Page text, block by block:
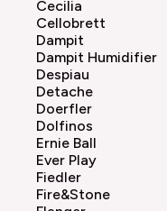
Cecilia
Cellobrett
Dampit
Dampit Humidifier
Despiau
Detache
Doerfler
Dolfinos
Ernie Ball
Ever Play
Fiedler
Fire&Stone